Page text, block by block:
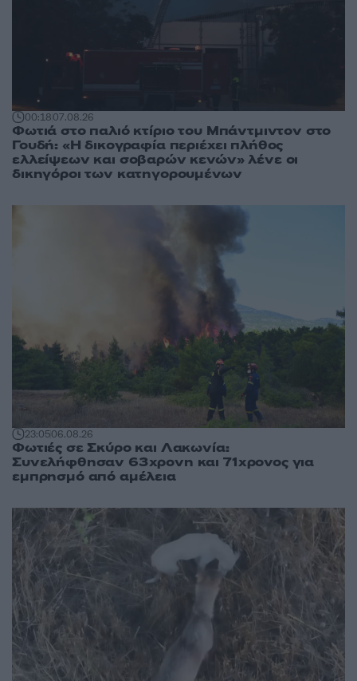
00:1807.08.26
Φωτιά στο παλιό κτίριο του Μπάντμιντον στο
Γουδή: «Η δικογραφία περιέχει πλήθος
ελλείψεων και σοβαρών κενών» λένε οι
δικηγόροι των κατηγορουμένων
23:0506.08.26
Φωτιές σε Σκύρο και Λακωνία:
Συνελήφθησαν 63χρονη και 71χρονος για
εμπρησμό από αμέλεια